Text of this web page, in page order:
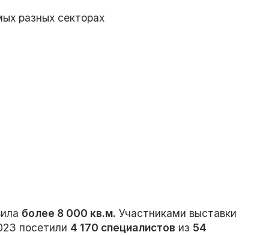
разных секторах
более 8 000 кв.м. Участниками выставки
посетили 4 170 специалистов из 54